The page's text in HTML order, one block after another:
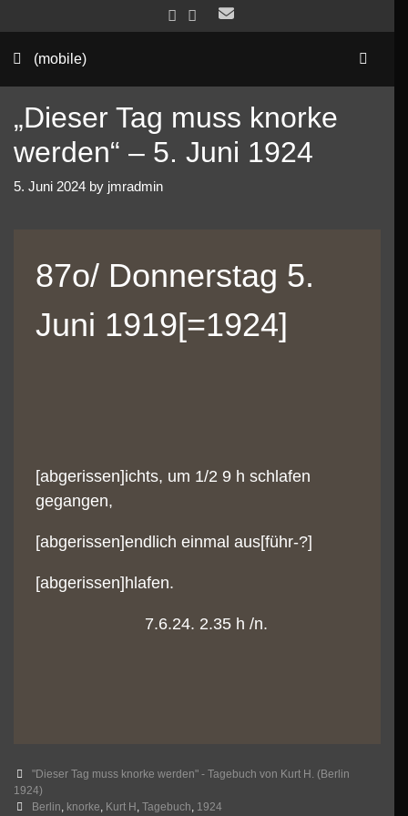
to
content(mobile)
„Dieser Tag muss knorke
werden“ – 5. Juni 1924
5. Juni 2024 by jmradmin
87o/ Donnerstag 5.
Juni 1919[=1924]
[abgerissen]ichts, um 1/2 9 h schlafen
gegangen,
[abgerissen]endlich einmal aus[führ-?]
[abgerissen]hlafen.
7.6.24. 2.35 h /n.
Categories
"Dieser Tag muss knorke werden" - Tagebuch von Kurt H. (Berlin
1924)
Tags
Berlin, knorke, Kurt H ,Tagebuch, 1924